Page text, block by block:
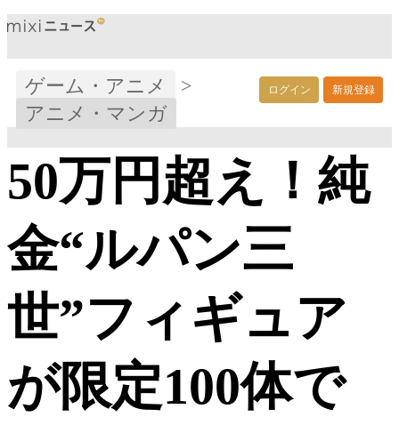
ログイン 新規登録
ゲーム・アニメ
>
アニメ・マンガ
50万円超え！純
金“ルパン三
世”フィギュア
が限定100体で